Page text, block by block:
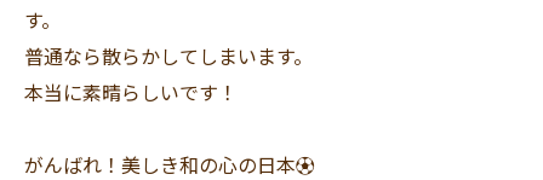
す。
普通なら散らかしてしまいます。
本当に素晴らしいです！
がんばれ！美しき和の心の日本⚽️